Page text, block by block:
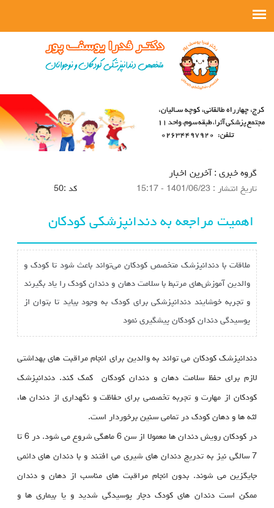
گروه خبري : آخرین اخبار
تاريخ انتشار : 1401/06/23 - 15:17 كد :50
اهمیت مراجعه به دندانپزشکی کودکان
ملاقات با دندانپزشک متخصص کودکان می‌تواند باعث شود تا کودک و
والدین آموزش‌های مرتبط با سلامت دهان و دندان کودک را یاد بگیرند
و تجربه خوشایند دندانپزشکی برای کودک به وجود بیاید تا بتوان از
پوسیدگی دندان کودکان پیشگیری نمود
دندانپزشک کودکان می تواند به والدین برای انجام مراقبت های بهداشتی
لازم برای حفظ سلامت دهان و دندان کودکان کمک کند. دندانپزشک
کودکان از مهارت و تجربه تخصصی برای حفاظت و نگهداری از دندان ها،
لثه ها و دهان کودک در تمامی سنین برخوردار است.
در کودکان رویش دندان ها معمولا از سن 6 ماهگی شروع می شود. در 6 تا
7 سالگی نیز به تدریج دندان های شیری می افتند و با دندان های دائمی
جایگزین می شوند. بدون انجام مراقبت های مناسب از دهان و دندان
ممکن است دندان های کودک دچار پوسیدگی شدید و یا بیماری ها و